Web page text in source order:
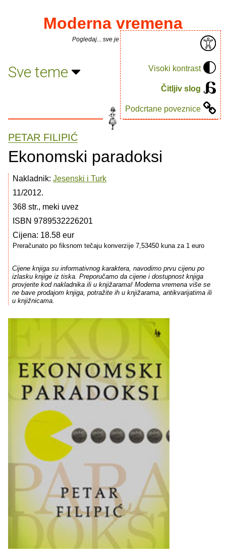
Visoki kontrast
Čitljiv slog
Podcrtane poveznice
Moderna vremena
Pogledaj... sve je puno knjiga.
Sve teme
PETAR FILIPIĆ
Ekonomski paradoksi
Nakladnik: Jesenski i Turk
11/2012.
368 str., meki uvez
ISBN 9789532226201
Cijena: 18.58 eur
Preračunato po fiksnom tečaju konverzije 7,53450 kuna za 1 euro
Cijene knjiga su informativnog karaktera, navodimo prvu cijenu po
izlasku knjige iz tiska. Preporučamo da cijene i dostupnost knjiga
provjerite kod nakladnika ili u knjižarama! Moderna vremena više se
ne bave prodajom knjiga, potražite ih u knjižarama, antikvarijatima ili
u knjižnicama.